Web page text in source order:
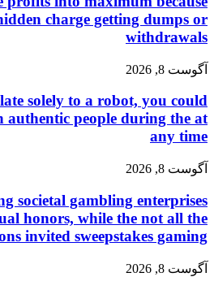
charge getting dumps or
withdrawals
آگوست 8, 2026
solely to a robot, you could
authentic people during the at
any time
آگوست 8, 2026
societal gambling enterprises
honors, while the not all the
invited sweepstakes gaming
آگوست 8, 2026